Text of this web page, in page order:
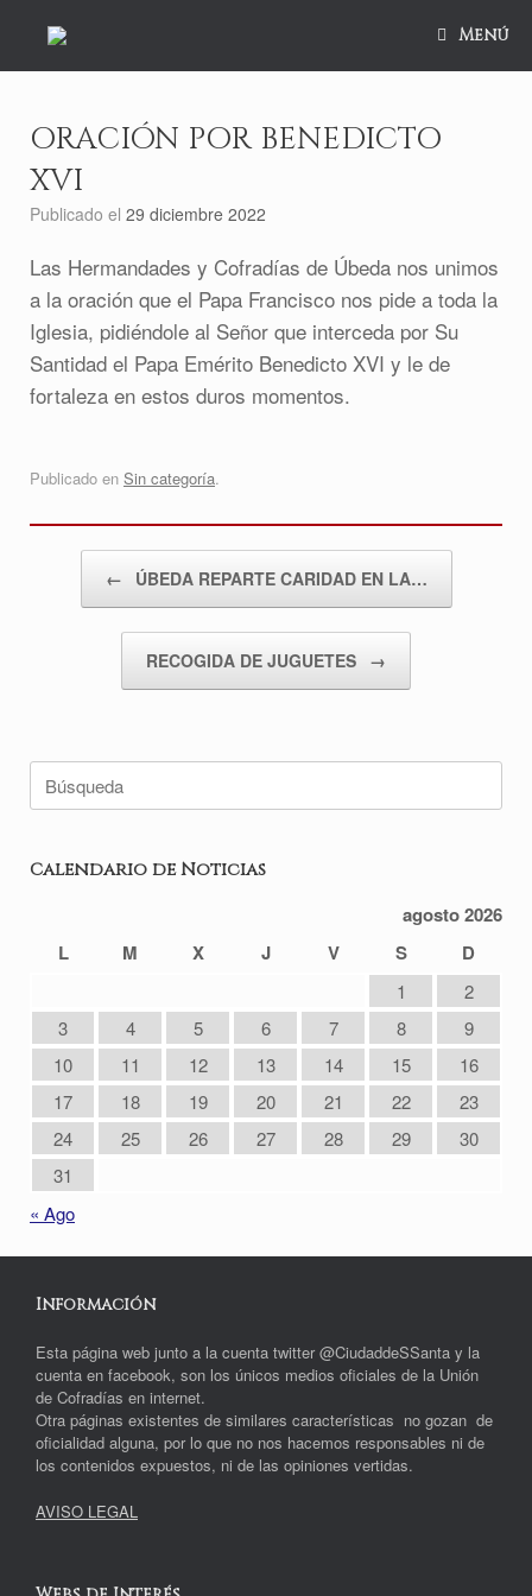
Menú
ORACIÓN POR BENEDICTO
XVI
Publicado el 29 diciembre 2022
Las Hermandades y Cofradías de Úbeda nos unimos
a la oración que el Papa Francisco nos pide a toda la
Iglesia, pidiéndole al Señor que interceda por Su
Santidad el Papa Emérito Benedicto XVI y le de
fortaleza en estos duros momentos.
Publicado en Sin categoría.
← ÚBEDA REPARTE CARIDAD EN LA…
RECOGIDA DE JUGUETES →
Calendario de Noticias
agosto 2026
L
M X J V S D
1
2
3
4 5 6 7 8
9
10
11 12 13 14 15
16
17
18 19 20 21 22
23
24
25 26 27 28 29
30
31
« Ago
Información
Esta página web junto a la cuenta twitter @CiudaddeSSanta y la
cuenta en facebook, son los únicos medios oficiales de la Unión
de Cofradías en internet.
Otra páginas existentes de similares características no gozan de
oficialidad alguna, por lo que no nos hacemos responsables ni de
los contenidos expuestos, ni de las opiniones vertidas.
AVISO LEGAL